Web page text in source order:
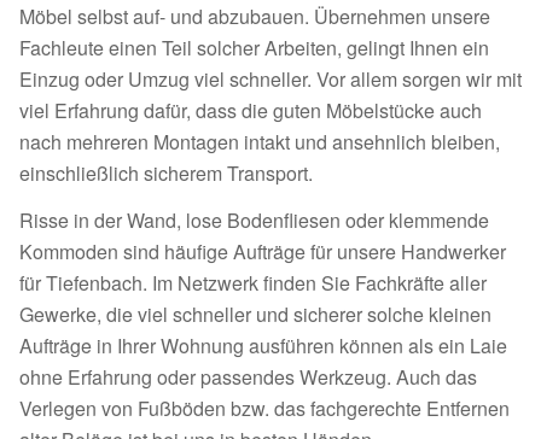
Möbel selbst auf- und abzubauen. Übernehmen unsere
Fachleute einen Teil solcher Arbeiten, gelingt Ihnen ein
Einzug oder Umzug viel schneller. Vor allem sorgen wir mit
viel Erfahrung dafür, dass die guten Möbelstücke auch
nach mehreren Montagen intakt und ansehnlich bleiben,
einschließlich sicherem Transport.
Risse in der Wand, lose Bodenfliesen oder klemmende
Kommoden sind häufige Aufträge für unsere Handwerker
für Tiefenbach. Im Netzwerk finden Sie Fachkräfte aller
Gewerke, die viel schneller und sicherer solche kleinen
Aufträge in Ihrer Wohnung ausführen können als ein Laie
ohne Erfahrung oder passendes Werkzeug. Auch das
Verlegen von Fußböden bzw. das fachgerechte Entfernen